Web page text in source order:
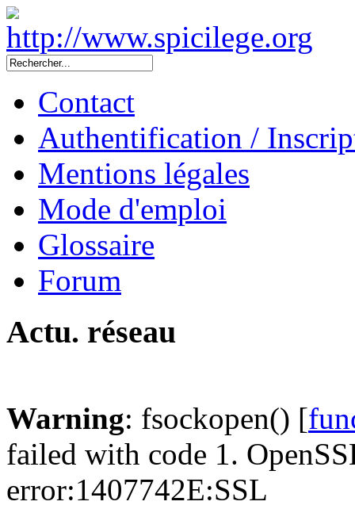
Contact
Authentification /
Mentions légales
Mode d'emploi
Glossaire
Forum
Actu. réseau
Warning: fsockopen() [
failed with code 1.
error:1407742E:SSL